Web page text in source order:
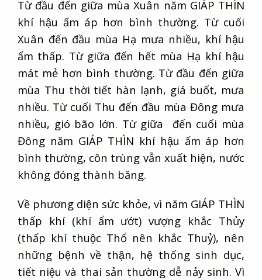
Từ đầu đến giữa mùa Xuân năm GIÁP THÌN
khí hậu ấm áp hơn bình thường. Từ cuối
Xuân đến đầu mùa Hạ mưa nhiều, khí hậu
ẩm thấp. Từ giữa đến hết mùa Hạ khí hậu
mát mẻ hơn bình thường. Từ đầu đến giữa
mùa Thu thời tiết hàn lạnh, giá buốt, mưa
nhiều. Từ cuối Thu đến đầu mùa Đông mưa
nhiều, gió bão lớn. Từ giữa đến cuối mùa
Đông năm GIÁP THÌN khí hậu ấm áp hơn
bình thường, côn trùng vẫn xuất hiện, nước
không đóng thành băng.
Về phương diện sức khỏe, vì năm GIÁP THÌN
thấp khí (khí ẩm ướt) vượng khắc Thủy
(thấp khí thuộc Thổ nên khắc Thuỷ), nên
những bệnh về thận, hệ thống sinh dục,
tiết niệu và thai sản thường dễ nảy sinh. Vì